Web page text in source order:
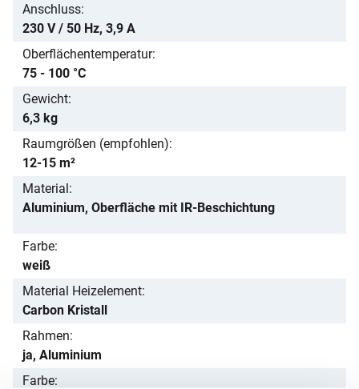
Anschluss
230 V / 50 Hz, 3,9 A
Oberflächentemperatur
75 - 100 °C
Gewicht
6,3 kg
Raumgrößen (empfohlen)
12-15 m²
Material
Aluminium, Oberfläche mit IR-Beschichtung
Farbe
weiß
Material Heizelement
Carbon Kristall
Rahmen
ja, Aluminium
Farbe